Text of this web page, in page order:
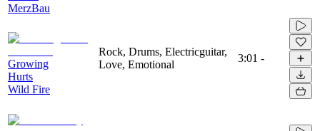
MerzBau
Growing
Hurts
Wild Fire
Rock, Drums, Electricguitar,
Love, Emotional
3:01 -